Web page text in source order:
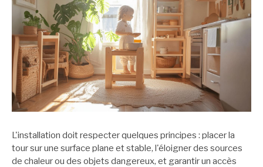
L'installation doit respecter quelques principes : placer la
tour sur une surface plane et stable, l'éloigner des sources
de chaleur ou des objets dangereux, et garantir un accès